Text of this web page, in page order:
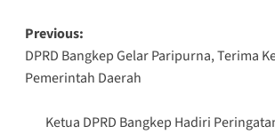
Post
navigation
Previous:
DPRD Bangkep Gelar Paripurna, Terima
Pemerintah Daerah
Ketua DPRD Bangkep Hadiri